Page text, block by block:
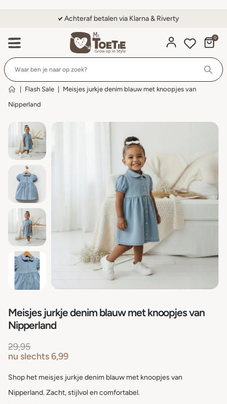
Achteraf betalen via Klarna & Riverty
0
Flash Sale
Meisjes jurkje denim blauw met knoopjes van
Nipperland
Meisjes jurkje denim blauw met knoopjes van
Nipperland
29,95
nu slechts6,99
Shop het meisjes jurkje denim blauw met knoopjes van
Nipperland. Zacht, stijlvol en comfortabel.